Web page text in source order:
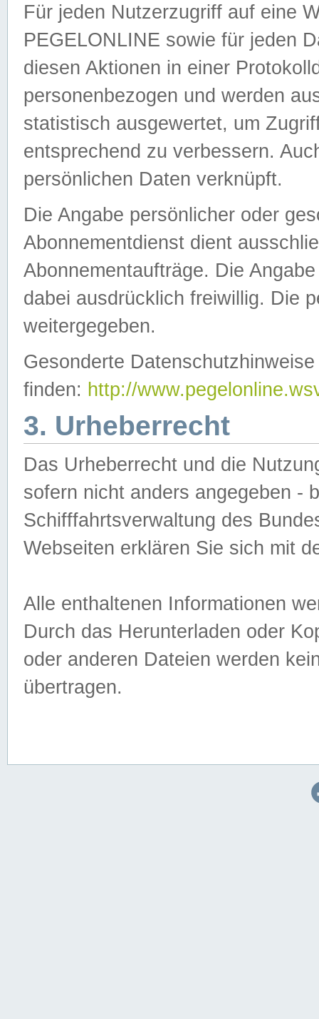
Für jeden Nutzerzugriff auf eine
PEGELONLINE sowie für jeden
diesen Aktionen in einer
personenbezogen und werden
statistisch ausgewertet, um
entsprechend zu verbessern.
persönlichen Daten verknüpft.
Die Angabe persönlicher oder
Abonnementdienst dient
Abonnementaufträge. Die
dabei ausdrücklich freiwillig. Die
weitergegeben.
Gesonderte
finden: http://
3. Urheberrecht
Das Urheberrecht und die
sofern nicht anders angegeben -
Schifffahrtsverwaltung des
Webseiten erklären Sie sich mit
Alle enthaltenen Informationen
Durch das Herunterladen oder
oder anderen Dateien werden
übertragen.